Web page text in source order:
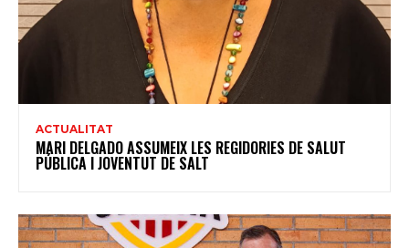
ACTUALITAT
MARI DELGADO ASSUMEIX LES REGIDORIES DE SALUT
PÚBLICA I JOVENTUT DE SALT